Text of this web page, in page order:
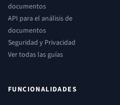
documentos
API para el análisis de
documentos
Seguridad y Privacidad
Ver todas las guías
FUNCIONALIDADES